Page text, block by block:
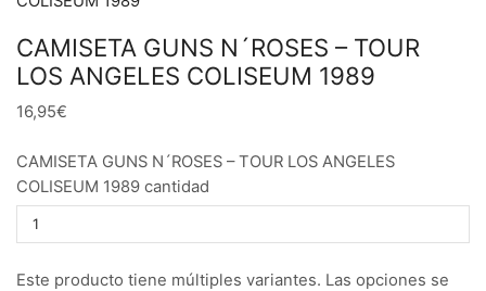
CAMISETA GUNS N´ROSES – TOUR
LOS ANGELES COLISEUM 1989
16,95€
CAMISETA GUNS N´ROSES – TOUR LOS ANGELES
COLISEUM 1989 cantidad
Este producto tiene múltiples variantes. Las opciones se